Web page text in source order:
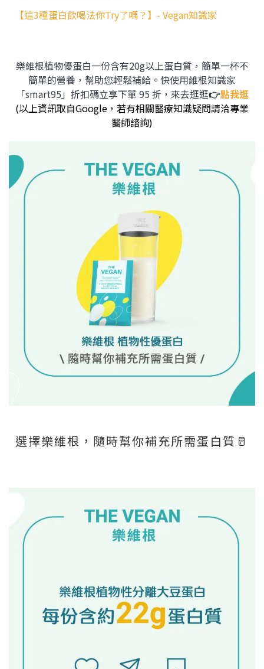
【這3種蛋白飲喝法你Try了嗎？】- Vegan知識家
樂維根植物優蛋白一份含有20g以上蛋白質，簡單一杯不
簡單的營養，幫助您輕鬆補給。快使用維根知識家
「smart95」折扣碼立享下單 95 折，來去逛逛👉點我逛
(以上資訊取自Google，若有相關醫療知識疑問請洽專業
醫師諮詢)
選擇樂維根，隨時幫你補充所需蛋白質🥛